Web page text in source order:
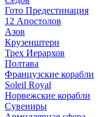
Гото Предестинация
12 Апостолов
Азов
Крузенштерн
Трех Иерархов
Полтава
Французские корабли
Soleil Royal
Норвежские корабли
Сувениры